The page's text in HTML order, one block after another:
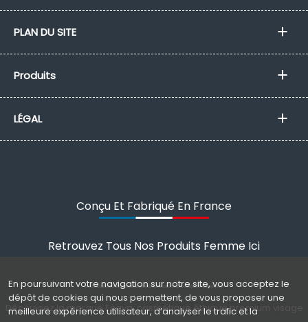
En poursuivant votre navigation sur notre site, vous acceptez le
dépôt de cookies qui nous permettent, de vous proposer une
meilleure expérience utilisateur, d’analyser le trafic et la
PLAN DU SITE
Produits
LÉGAL
Conçu Et Fabriqué En France
Retrouvez Tous Nos Produits Femme Ici
Découvrez la marque Enaya, cosmétique éthique premium visage